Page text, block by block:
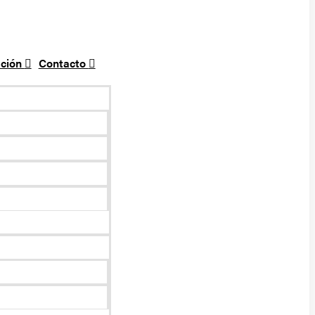
Contacto